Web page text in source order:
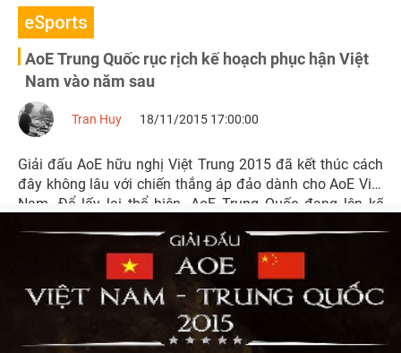
eSports
AoE Trung Quốc rục rịch kế hoạch phục hận Việt
Nam vào năm sau
Tran Huy 18/11/2015 17:00:00
Giải đấu AoE hữu nghị Việt Trung 2015 đã kết thúc cách
đây không lâu với chiến thắng áp đảo dành cho AoE Việt
Nam. Để lấy lại thể hiện, AoE Trung Quốc đang lên kế